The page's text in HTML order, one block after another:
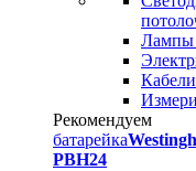
Лампы
Рекомендуем
батарейка
PBH24